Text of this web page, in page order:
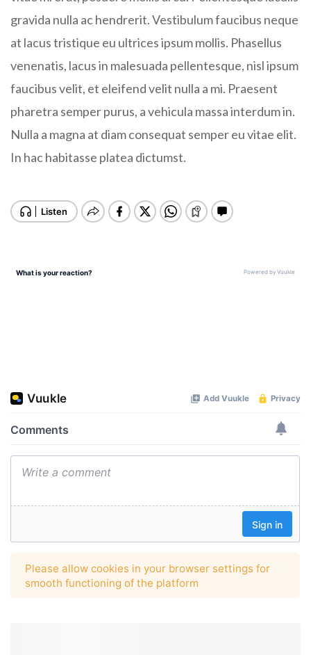
gravida nulla ac hendrerit. Vestibulum faucibus neque
at lacus tristique eu ultrices ipsum mollis. Phasellus
venenatis, lacus in malesuada pellentesque, nisl ipsum
faucibus velit, et eleifend velit nulla a mi. Praesent
pharetra semper purus, a vehicula massa interdum in.
Nulla a magna at diam consequat semper eu vitae elit.
In hac habitasse platea dictumst.